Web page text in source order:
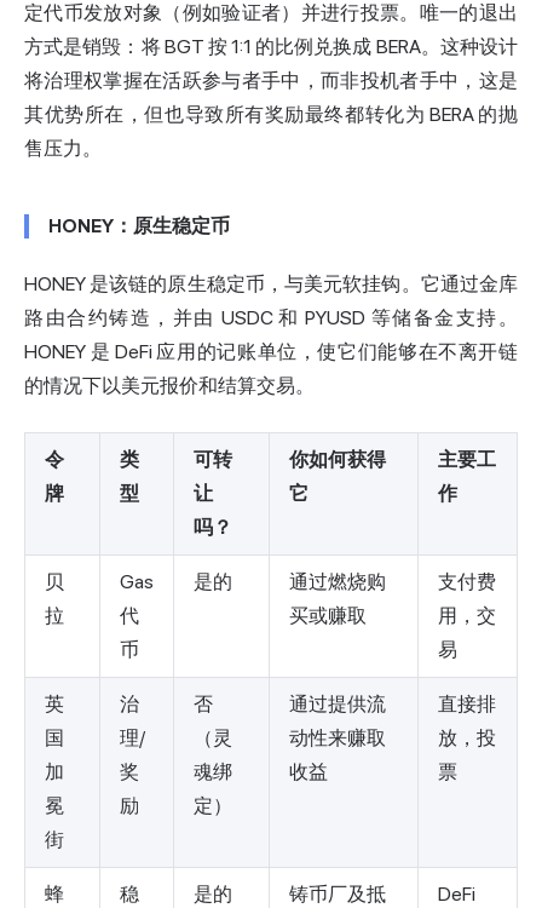
定代币发放对象（例如验证者）并进行投票。唯一的退出
方式是销毁：将 BGT 按 1:1 的比例兑换成 BERA。这种设计
将治理权掌握在活跃参与者手中，而非投机者手中，这是
其优势所在，但也导致所有奖励最终都转化为 BERA 的抛
售压力。
HONEY：原生稳定币
HONEY 是该链的原生稳定币，与美元软挂钩。它通过金库
路由合约铸造，并由 USDC 和 PYUSD 等储备金支持。
HONEY 是 DeFi 应用的记账单位，使它们能够在不离开链
的情况下以美元报价和结算交易。
令
牌
类
型
可转
让
吗？
你如何获得
它
主要工
作
贝
拉
Gas
代
币
是的
通过燃烧购
买或赚取
支付费
用，交
易
英
国
加
冕
街
治
理/
奖
励
否
（灵
魂绑
定）
通过提供流
动性来赚取
收益
直接排
放，投
票
蜂
稳
是的
铸币厂及抵
DeFi